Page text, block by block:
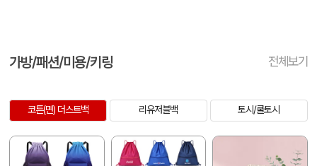
가방/패션/미용/키링 전체보기
코튼(면) 더스트백 리유저블백 토시/쿨토시